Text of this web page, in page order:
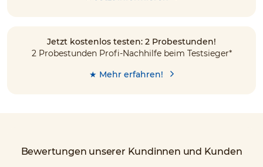
Jetzt kostenlos testen: 2 Probestunden!
2 Probestunden Profi-Nachhilfe beim Testsieger*
★ Mehr erfahren!
Bewertungen unserer Kundinnen und Kunden